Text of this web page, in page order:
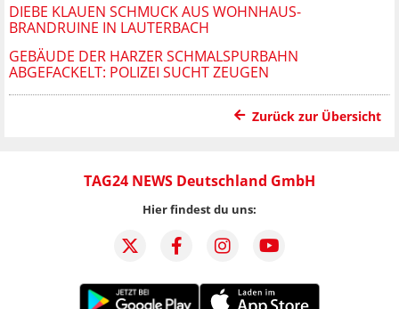
DIEBE KLAUEN SCHMUCK AUS WOHNHAUS-
BRANDRUINE IN LAUTERBACH
GEBÄUDE DER HARZER SCHMALSPURBAHN
ABGEFACKELT: POLIZEI SUCHT ZEUGEN
Zurück zur Übersicht
TAG24 NEWS Deutschland GmbH
Hier findest du uns: